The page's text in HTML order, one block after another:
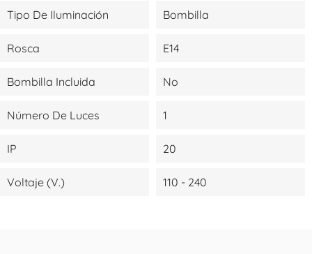
Tipo De Iluminación Bombilla
Rosca E14
Bombilla Incluida No
Número De Luces 1
IP 20
Voltaje (V.) 110 - 240